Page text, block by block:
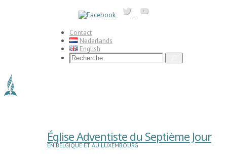
Contact
Nederlands
English
Search
for:
Église Adventiste du Septième Jour
EN BELGIQUE ET AU LUXEMBOURG